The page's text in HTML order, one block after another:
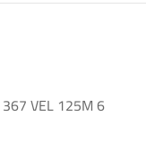
367 VEL 125M 6